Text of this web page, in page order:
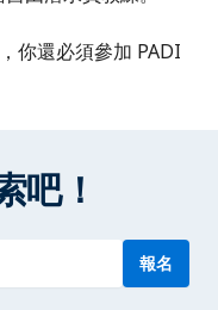
你還必須參加 PADI
吧！
報名